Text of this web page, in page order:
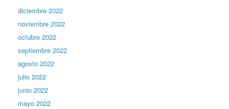
diciembre 2022
noviembre 2022
octubre 2022
septiembre 2022
agosto 2022
julio 2022
junio 2022
mayo 2022